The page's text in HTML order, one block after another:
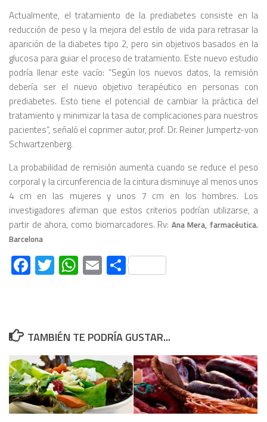
Actualmente, el tratamiento de la prediabetes consiste en la
reducción de peso y la mejora del estilo de vida para retrasar la
aparición de la diabetes tipo 2, pero sin objetivos basados ​​en la
glucosa para guiar el proceso de tratamiento. Este nuevo estudio
podría llenar este vacío: “Según los nuevos datos, la remisión
debería ser el nuevo objetivo terapéutico en personas con
prediabetes. Esto tiene el potencial de cambiar la práctica del
tratamiento y minimizar la tasa de complicaciones para nuestros
pacientes“, señaló el coprimer autor, prof. Dr. Reiner Jumpertz-von
Schwartzenberg.
La probabilidad de remisión aumenta cuando se reduce el peso
corporal y la circunferencia de la cintura disminuye al menos unos
4 cm en las mujeres y unos 7 cm en los hombres. Los
investigadores afirman que estos criterios podrían utilizarse, a
partir de ahora, como biomarcadores. Rv: Ana Mera, farmacéutica.
Barcelona
Facebook
Twitter
WhatsApp
EmailCompartir
TAMBIÉN TE PODRÍA GUSTAR...